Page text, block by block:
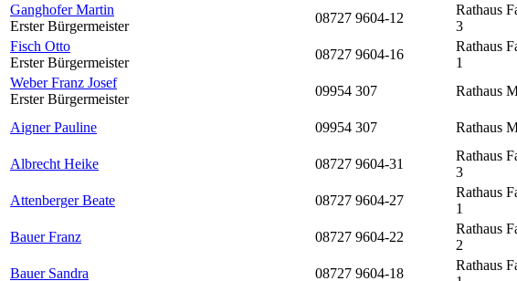
Ganghofer Martin
Erster Bürgermeister
08727 9604-12
Rathaus
3
Fisch Otto
Erster Bürgermeister
08727 9604-16
Rathaus
1
Weber Franz Josef
Erster Bürgermeister
09954 307 Rathaus
Aigner Pauline 09954 307 Rathaus
Albrecht Heike
08727 9604-31
Rathaus
3
Attenberger Beate 08727 9604-27
Rathaus
1
Bauer Franz 08727 9604-22
Rathaus
2
Bauer Sandra 08727 9604-18
Rathaus